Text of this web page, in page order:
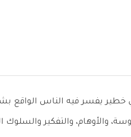
يفسر فيه الناس الواقع
والأوهام، والتفكير والسلوك